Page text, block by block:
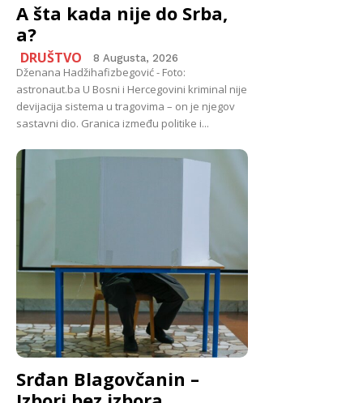
A šta kada nije do Srba,
a?
DRUŠTVO 8 Augusta, 2026
Dženana Hadžihafizbegović - Foto:
astronaut.ba U Bosni i Hercegovini kriminal nije
devijacija sistema u tragovima – on je njegov
sastavni dio. Granica između politike i...
Srđan Blagovčanin –